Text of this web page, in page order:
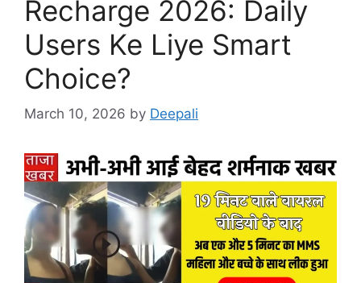
Recharge 2026: Daily
Users Ke Liye Smart
Choice?
March 10, 2026 by Deepali